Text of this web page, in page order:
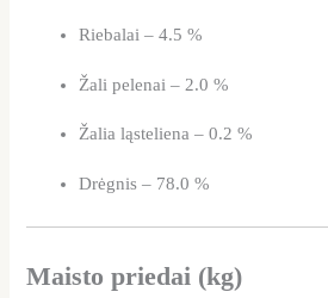
Riebalai – 4.5 %
Žali pelenai – 2.0 %
Žalia ląsteliena – 0.2 %
Drėgnis – 78.0 %
Maisto priedai (kg)